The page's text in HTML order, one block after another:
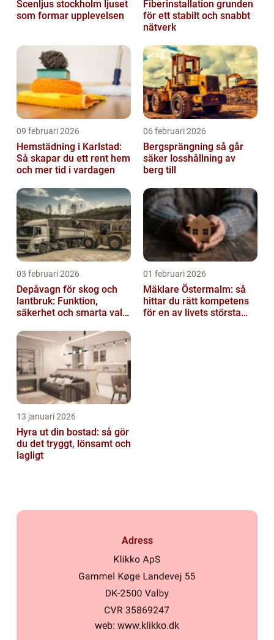
Scenljus stockholm ljuset
som formar upplevelsen
Fiberinstallation grunden
för ett stabilt och snabbt
nätverk
09 februari 2026
Hemstädning i Karlstad:
Så skapar du ett rent hem
och mer tid i vardagen
06 februari 2026
Bergsprängning så går
säker losshållning av
berg till
03 februari 2026
Depåvagn för skog och
lantbruk: Funktion,
säkerhet och smarta val
01 februari 2026
Mäklare Östermalm: så
hittar du rätt kompetens
för en av livets största
13 januari 2026
Hyra ut din bostad: så gör
du det tryggt, lönsamt och
lagligt
Adress
web: www.klikko.dk